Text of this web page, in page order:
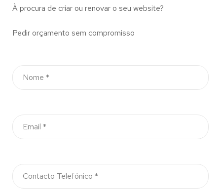
À procura de criar ou renovar o seu website?
Pedir orçamento sem compromisso